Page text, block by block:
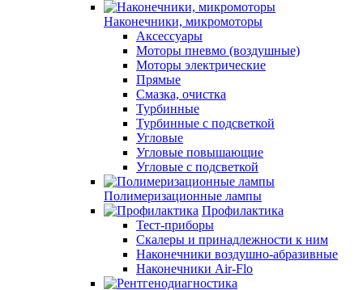
Наконечники, микромоторы
Аксессуары
Моторы пневмо (воздушные)
Моторы электрические
Прямые
Смазка, очистка
Турбинные
Турбинные с подсветкой
Угловые
Угловые повышающие
Угловые с подсветкой
Полимеризационные лампы
Профилактика
Тест-приборы
Скалеры и принадлежности к ним
Наконечники воздушно-абразивные
Наконечники Air-Flo